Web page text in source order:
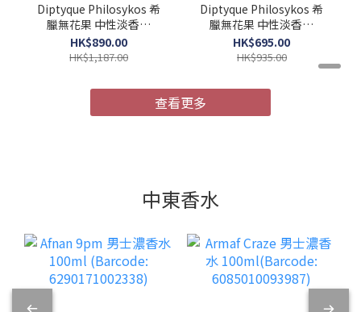
Diptyque Philosykos 希
臘無花果 中性淡香水
100ml (Barcode:
3700431421555)
HK$890.00
HK$1,187.00
Diptyque Philosykos 希
臘無花果 中性淡香水
50ml (Barcode:
3700431421548)
HK$695.00
HK$935.00
查看更多
中東香水